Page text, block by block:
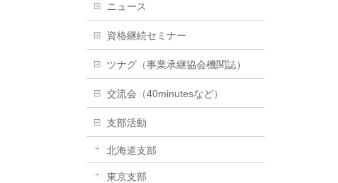
ニュース
資格継続セミナー
ツナグ（事業承継協会機関誌）
交流会（40minutesなど）
支部活動
北海道支部
東京支部